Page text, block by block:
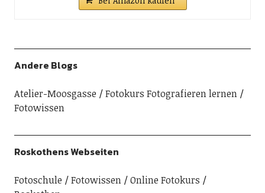
Andere Blogs
Atelier-Moosgasse
Fotokurs Fotografieren lernen
Fotowissen
Roskothens Webseiten
Fotoschule Fotowissen
Online Fotokurs